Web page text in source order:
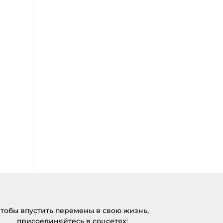
впустить перемены в свою жизнь,
присоединяйтесь в соцсетях: